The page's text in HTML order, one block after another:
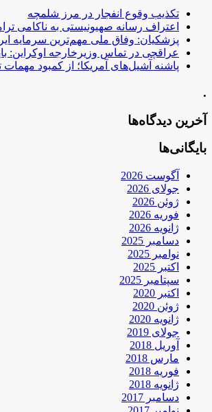
تکذیب وقوع انفجار در مرز شلمچه
اعتراف رسانه صهیونیستی به ناکامی
پزشکیان: وفاق ملی مهم‌ترین سرمایه
عراقچی در تماس وزیرخارجه اوکراین:
پاشنه آشیل‌های آمریکا؛ از کمبود مهمات
.
آخرین دیدگاه‌ها
بایگانی‌ها
آگوست 2026
جولای 2026
ژوئن 2026
فوریه 2026
ژانویه 2026
دسامبر 2025
نوامبر 2025
اکتبر 2025
سپتامبر 2025
اکتبر 2020
ژوئن 2020
ژانویه 2020
جولای 2019
آوریل 2018
مارس 2018
فوریه 2018
ژانویه 2018
دسامبر 2017